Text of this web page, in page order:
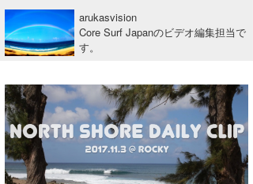
波情報･概況
WAVE HUNTER 波予想ツール
ニュース
サーフィンエリアガイド
会員メニュー
arukasvision
Core Surf Japanのビデオ編集担当で
す。
アート＆エンタメ
トラベル
ショップ情報
ショップ情報
ウラナミ